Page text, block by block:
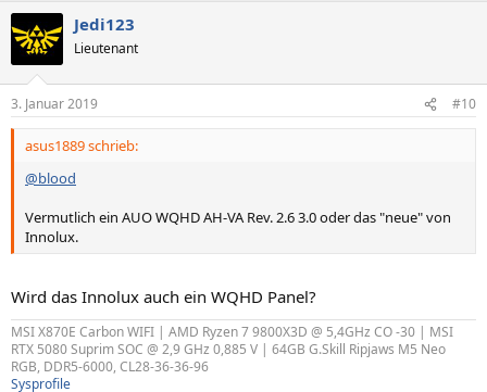
k
t
e
n
Jedi123
Lieutenant
3. Januar 2019 #10
asus1889 schrieb:
@blood
Vermutlich ein AUO WQHD AH-VA Rev. 2.6 3.0 oder das "neue" von
Innolux.
Wird das Innolux auch ein WQHD Panel?
MSI X870E Carbon WIFI | AMD Ryzen 7 9800X3D @ 5,4GHz CO -30 | MSI
RTX 5080 Suprim SOC @ 2,9 GHz 0,885 V | 64GB G.Skill Ripjaws M5 Neo
RGB, DDR5-6000, CL28-36-36-96
Sysprofile